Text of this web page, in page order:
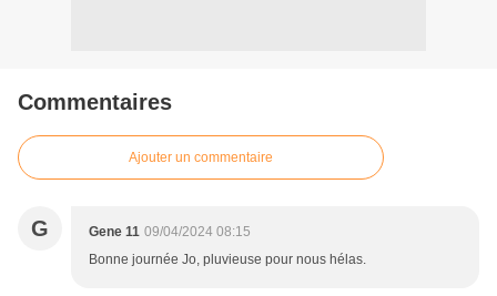
Commentaires
Ajouter un commentaire
G Gene 11 09/04/2024 08:15
Bonne journée Jo, pluvieuse pour nous hélas.